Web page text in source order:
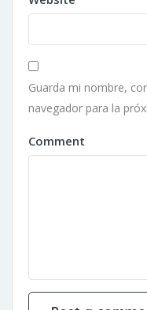
Guarda mi nombre,
navegador para la
Comment